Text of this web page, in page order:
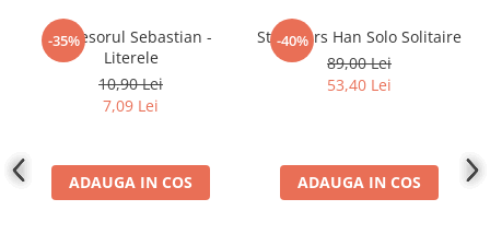
-35%
Profesorul Sebastian -
Literele
10,90 Lei
7,09 Lei
ADAUGA IN COS
-40%
Star Wars Han Solo Solitaire
89,00 Lei
53,40 Lei
ADAUGA IN COS